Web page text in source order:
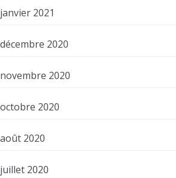
janvier 2021
décembre 2020
novembre 2020
octobre 2020
août 2020
juillet 2020